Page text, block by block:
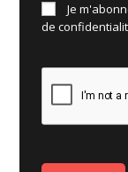
Je
de